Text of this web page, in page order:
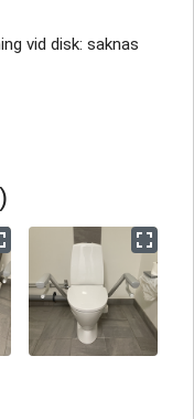
vid disk: saknas